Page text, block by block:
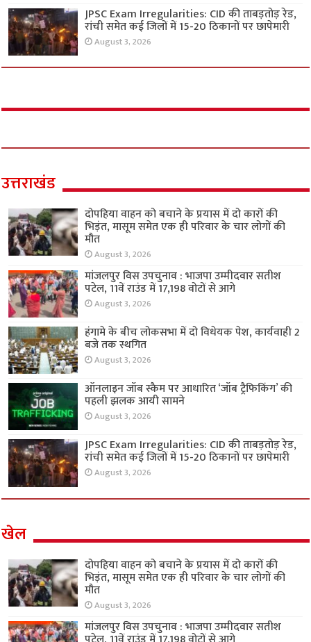
JPSC Exam Irregularities: CID की ताबड़तोड़ रेड,
रांची समेत कई जिलों में 15-20 ठिकानों पर छापेमारी
August 3, 2026
उत्तराखंड
दोपहिया वाहन को बचाने के प्रयास में दो कारों की
भिड़ंत, मासूम समेत एक ही परिवार के चार लोगों की
मौत
August 3, 2026
मांजलपुर विस उपचुनाव : भाजपा उम्मीदवार सतीश
पटेल, 11वें राउंड में 17,198 वोटों से आगे
August 3, 2026
हंगामे के बीच लोकसभा में दो विधेयक पेश, कार्यवाही 2
बजे तक स्थगित
August 3, 2026
ऑनलाइन जॉब स्कैम पर आधारित ‘जॉब ट्रैफिकिंग’ की
पहली झलक आयी सामने
August 3, 2026
JPSC Exam Irregularities: CID की ताबड़तोड़ रेड,
रांची समेत कई जिलों में 15-20 ठिकानों पर छापेमारी
August 3, 2026
खेल
दोपहिया वाहन को बचाने के प्रयास में दो कारों की
भिड़ंत, मासूम समेत एक ही परिवार के चार लोगों की
मौत
August 3, 2026
मांजलपुर विस उपचुनाव : भाजपा उम्मीदवार सतीश